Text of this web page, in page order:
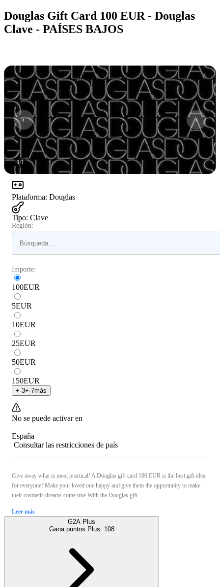
Douglas Gift Card 100 EUR - Douglas
Clave - PAÍSES BAJOS
1/1
Plataforma: Douglas
Tipo: Clave
Región:
Importe:
100EUR
5EUR
10EUR
25EUR
50EUR
150EUR
+-3+-7más
No se puede activar en
España
Consultar las restricciones de país
Give away what is most practical! A Douglas gift card 100 EUR is the best gift idea
for everyone! Make your loved one happy and give them the opportunity to make
their cosmetic dreams come true.With the Douglas gift ...
Leer más
G2A Plus
Gana puntos Plus: 108